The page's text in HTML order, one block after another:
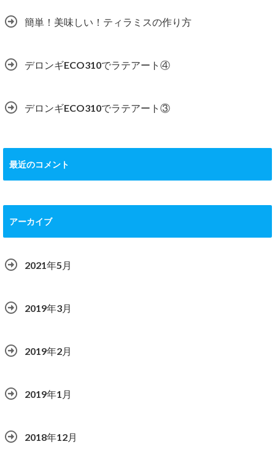
簡単！美味しい！ティラミスの作り方
デロンギECO310でラテアート④
デロンギECO310でラテアート③
最近のコメント
アーカイブ
2021年5月
2019年3月
2019年2月
2019年1月
2018年12月